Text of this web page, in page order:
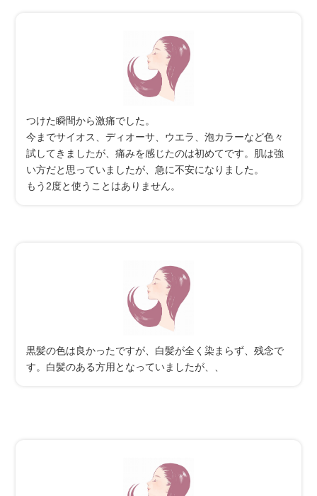
つけた瞬間から激痛でした。
今までサイオス、ディオーサ、ウエラ、泡カラーなど色々
試してきましたが、痛みを感じたのは初めてです。肌は強
い方だと思っていましたが、急に不安になりました。
もう2度と使うことはありません。
黒髪の色は良かったですが、白髪が全く染まらず、残念で
す。白髪のある方用となっていましたが、、